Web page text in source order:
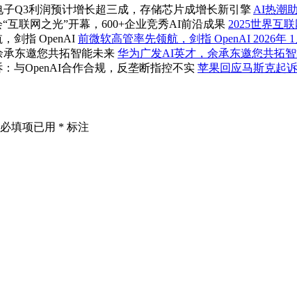
AI热潮
2025世界互
前微软高管率先领航，剑指 OpenAI 2026年 1
华为广发AI英才，余承东邀您共拓
苹果回应马斯克起
必填项已用 * 标注